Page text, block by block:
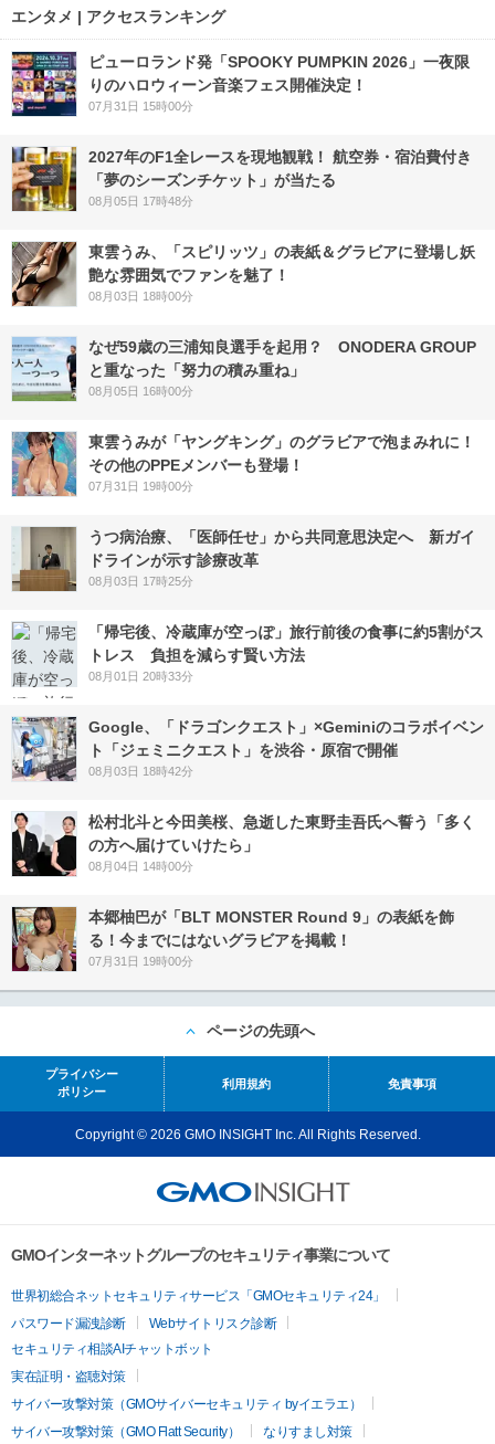
エンタメ | アクセスランキング
ピューロランド発「SPOOKY PUMPKIN 2026」一夜限
りのハロウィーン音楽フェス開催決定！
07月31日 15時00分
2027年のF1全レースを現地観戦！ 航空券・宿泊費付き
「夢のシーズンチケット」が当たる
08月05日 17時48分
東雲うみ、「スピリッツ」の表紙＆グラビアに登場し妖
艶な雰囲気でファンを魅了！
08月03日 18時00分
なぜ59歳の三浦知良選手を起用？ ONODERA GROUP
と重なった「努力の積み重ね」
08月05日 16時00分
東雲うみが「ヤングキング」のグラビアで泡まみれに！
その他のPPEメンバーも登場！
07月31日 19時00分
うつ病治療、「医師任せ」から共同意思決定へ 新ガイ
ドラインが示す診療改革
08月03日 17時25分
「帰宅後、冷蔵庫が空っぽ」旅行前後の食事に約5割がス
トレス 負担を減らす賢い方法
08月01日 20時33分
Google、「ドラゴンクエスト」×Geminiのコラボイベン
ト「ジェミニクエスト」を渋谷・原宿で開催
08月03日 18時42分
松村北斗と今田美桜、急逝した東野圭吾氏へ誓う「多く
の方へ届けていけたら」
08月04日 14時00分
本郷柚巴が「BLT MONSTER Round 9」の表紙を飾
る！今までにはないグラビアを掲載！
07月31日 19時00分
ページの先頭へ
プライバシー
ポリシー
利用規約 免責事項
Copyright © 2026 GMO INSIGHT Inc. All Rights Reserved.
GMOインターネットグループのセキュリティ事業について
世界初総合ネットセキュリティサービス「GMOセキュリティ24」
パスワード漏洩診断
Webサイトリスク診断
セキュリティ相談AIチャットボット
実在証明・盗聴対策
サイバー攻撃対策（GMOサイバーセキュリティ byイエラエ）
サイバー攻撃対策（GMO Flatt Security）
なりすまし対策